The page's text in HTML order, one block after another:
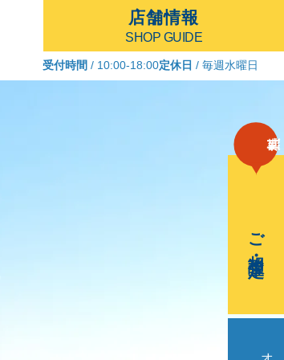
店舗情報
SHOP GUIDE
受付時間 / 10:00-18:00定休日 / 毎週水曜日
ご相談・査定